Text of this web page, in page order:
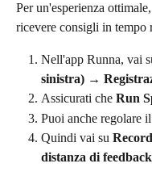
Per un'esperienza ottimale,
ricevere consigli in tempo
Nell'app Runna, vai
sinistra) →
Assicurati che Run
Puoi anche regolare
Quindi vai su
distanza di feedback